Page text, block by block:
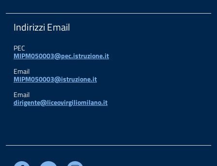
Indirizzi Email
PEC
MIPM050003@pec.istruzione.it
Email
MIPM050003@istruzione.it
Email
dirigente@liceovirgiliomilano.it